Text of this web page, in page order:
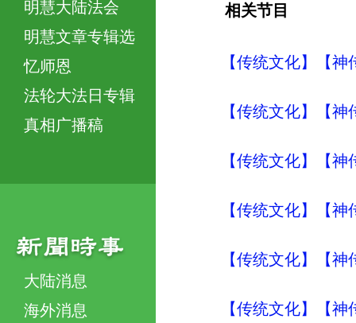
明慧大陆法会
明慧文章专辑选
忆师恩
法轮大法日专辑
真相广播稿
大陆消息
海外消息
相关节目
【传统文化】【
【传统文化】【
【传统文化】【
【传统文化】【
【传统文化】【
【传统文化】【